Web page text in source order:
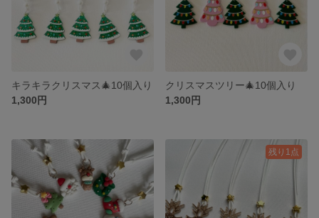
キラキラクリスマス🎄10個入り
1,300円
クリスマスツリー🎄10個入り
1,300円
残り1点